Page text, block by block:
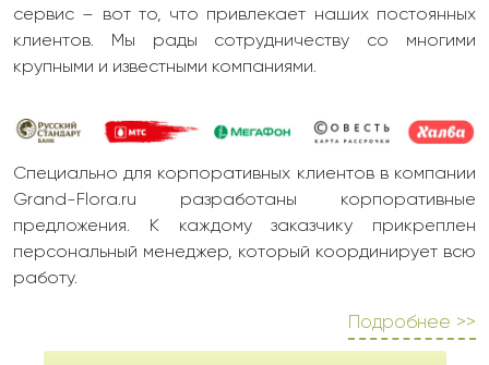
сервис – вот то, что привлекает наших постоянных
клиентов. Мы рады сотрудничеству со многими
крупными и известными компаниями.
Специально для корпоративных клиентов в компании
Grand-Flora.ru разработаны корпоративные
предложения. К каждому заказчику прикреплен
персональный менеджер, который координирует всю
работу.
Подробнее >>